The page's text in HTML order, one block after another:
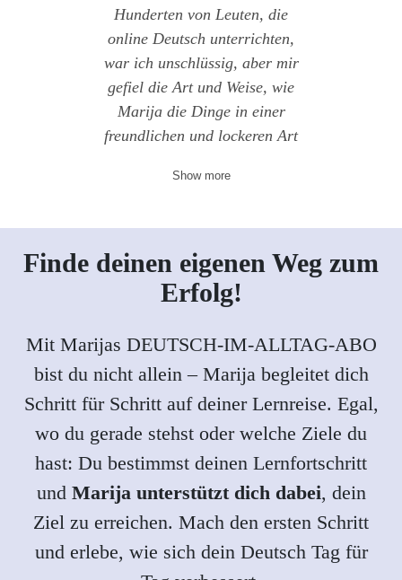
Hunderten von Leuten, die
online Deutsch unterrichten,
war ich unschlüssig, aber mir
gefiel die Art und Weise, wie
Marija die Dinge in einer
freundlichen und lockeren Art
Show more
Finde deinen eigenen Weg zum
Erfolg!
Mit Marijas DEUTSCH-IM-ALLTAG-ABO
bist du nicht allein – Marija begleitet dich
Schritt für Schritt auf deiner Lernreise. Egal,
wo du gerade stehst oder welche Ziele du
hast: Du bestimmst deinen Lernfortschritt
und Marija unterstützt dich dabei, dein
Ziel zu erreichen. Mach den ersten Schritt
und erlebe, wie sich dein Deutsch Tag für